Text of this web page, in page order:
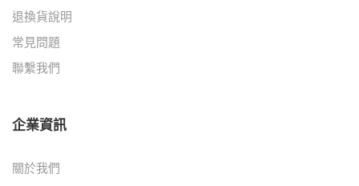
退換貨說明
常見問題
聯繫我們
企業資訊
關於我們